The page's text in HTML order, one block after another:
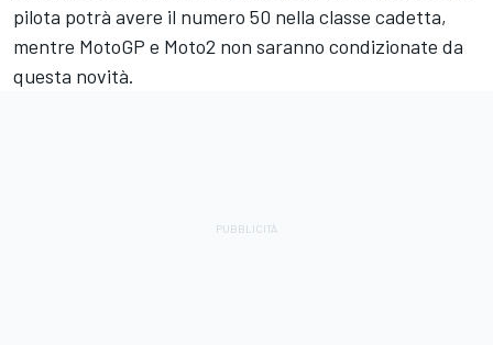
pilota potrà avere il numero 50 nella classe cadetta,
mentre MotoGP e Moto2 non saranno condizionate da
questa novità.